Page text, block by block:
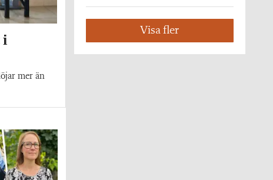
i
mer än
Visa fler